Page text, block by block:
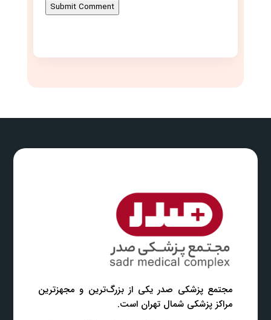
Submit Comment
مجتمع پزشکی صدر یکی از بزرگ‌ترین و مجهزترین
مراکز پزشکی شمال تهران است.